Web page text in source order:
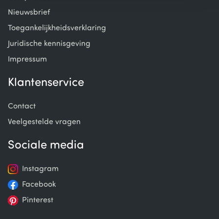
Nieuwsbrief
Toegankelijkheidsverklaring
Juridische kennisgeving
Impressum
Klantenservice
Contact
Veelgestelde vragen
Sociale media
Instagram
Facebook
Pinterest